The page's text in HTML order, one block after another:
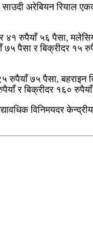
अरेबियन रियाल
४१ रुपैयाँ ५६ पैसा,
पैसा र बिक्रीदर १५
७५ पैसा, बहराइन
र बिक्रीदर १६०
विनिमयदर